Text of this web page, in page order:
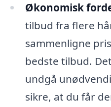
Økonomisk
tilbud fra flere
sammenligne
bedste tilbud.
undgå
sikre, at du får